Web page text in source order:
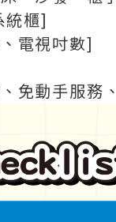
統櫃]
電視吋數]
免動手服務